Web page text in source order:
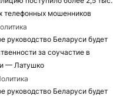
телефонных мошенников
руководство Беларуси будет
за соучастие в
— Латушко
руководство Беларуси будет